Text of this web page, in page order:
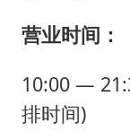
营业时间：
10:00 —
排时间)